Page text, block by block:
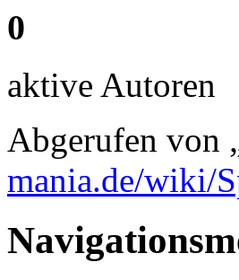
0
aktive Autoren
Abgerufen von
mania.de/wiki/